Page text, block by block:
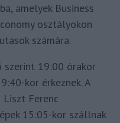
amelyek Business
osztályokon
számára.
19:00 órakor
kor érkeznek. A
Ferenc
15:05-kor szállnak